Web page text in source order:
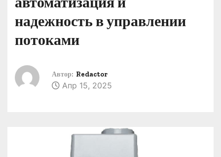
надежность в управлении
потоками
Автор: Redactor
Апр 15, 2025